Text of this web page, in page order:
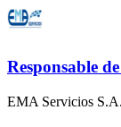
Responsable
EMA Servicios S.A.